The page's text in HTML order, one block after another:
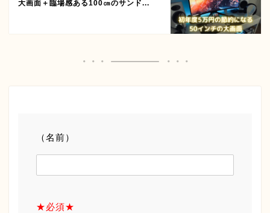
大画面＋臨場感ある100㎝のサンド...
（名前）
★必須★